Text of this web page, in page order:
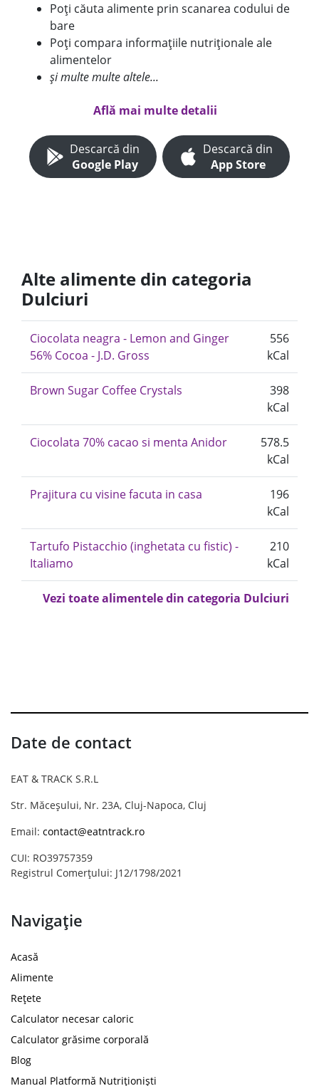
Poți căuta alimente prin scanarea codului de
bare
Poți compara informațiile nutriționale ale
alimentelor
și multe multe altele...
Află mai multe detalii
Descarcă din
Google Play
Descarcă din
App Store
Alte alimente din categoria
Dulciuri
Ciocolata neagra - Lemon and Ginger
56% Cocoa - J.D. Gross
556
kCal
Brown Sugar Coffee Crystals
398
kCal
Ciocolata 70% cacao si menta Anidor
578.5
kCal
Prajitura cu visine facuta in casa
196
kCal
Tartufo Pistacchio (inghetata cu fistic) -
Italiamo
210
kCal
Vezi toate alimentele din categoria Dulciuri
Date de contact
EAT & TRACK S.R.L
Str. Măceșului, Nr. 23A, Cluj-Napoca, Cluj
Email: contact@eatntrack.ro
CUI: RO39757359
Registrul Comerțului: J12/1798/2021
Navigație
Acasă
Alimente
Rețete
Calculator necesar caloric
Calculator grăsime corporală
Blog
Manual Platformă Nutriționiști